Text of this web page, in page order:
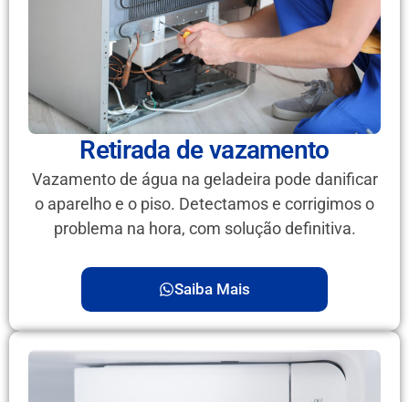
Retirada de vazamento
Vazamento de água na geladeira pode danificar
o aparelho e o piso. Detectamos e corrigimos o
problema na hora, com solução definitiva.
Saiba Mais